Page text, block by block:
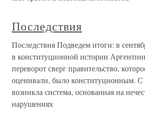
Последствия
Последствия Подведем итоги: в
в конституционной истории
переворот сверг правительство,
оценивали, было конституционным. С
возникла система, основанная на
нарушениях